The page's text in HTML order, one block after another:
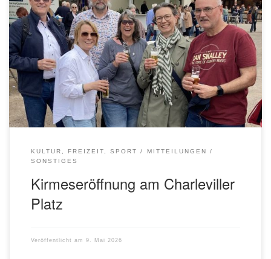
Inzwischen ist es schon Brauch, dass der Bürgermeister die
Euskirchener Mai- und Herbstkirmes, also die Donatus- und
Simon-Juda-Kirmes, feierlich am Freitag Nachmittag
eröffnet. So auch in diesem Jahr am 08. Mai 2026. Die
Unabhängige Wählervereinigung Euskirchen nahm
zusammen mit den Fraktionskolleg:innen der
Bündnisgrünen an der Eröffnung nebst erfolgreichem
Fassanstich und […]
KULTUR, FREIZEIT, SPORT
MITTEILUNGEN
SONSTIGES
Kirmeseröffnung am Charleviller
Platz
Veröffentlicht am 9. Mai 2026